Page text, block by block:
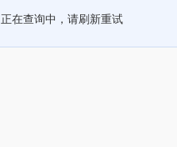
正在查询中，请刷新重试